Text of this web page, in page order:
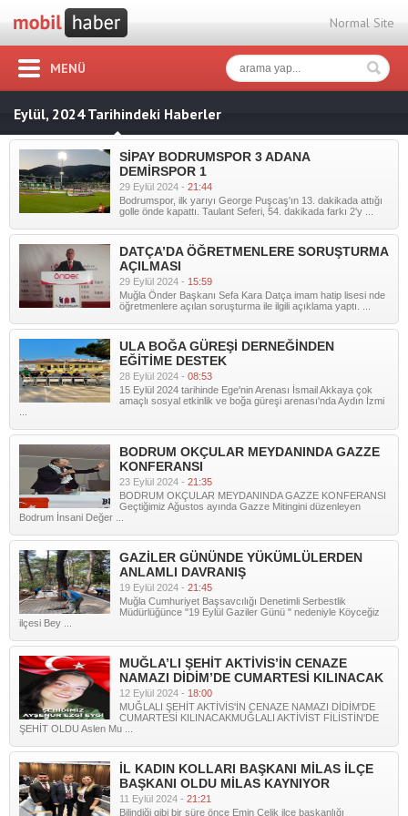
Normal Site
MENÜ
Eylül, 2024 Tarihindeki Haberler
SİPAY BODRUMSPOR 3 ADANA
DEMİRSPOR 1
29 Eylül 2024 - 21:44
Bodrumspor, ilk yarıyı George Puşcaş'ın 13. dakikada attığı
golle önde kapattı. Taulant Seferi, 54. dakikada farkı 2'y ...
DATÇA’DA ÖĞRETMENLERE SORUŞTURMA
AÇILMASI
29 Eylül 2024 - 15:59
Muğla Önder Başkanı Sefa Kara Datça imam hatip lisesi nde
öğretmenlere açılan soruşturma ile ilgili açıklama yaptı. ...
ULA BOĞA GÜREŞİ DERNEĞİNDEN
EĞİTİME DESTEK
28 Eylül 2024 - 08:53
15 Eylül 2024 tarihinde Ege'nin Arenası İsmail Akkaya çok
amaçlı sosyal etkinlik ve boğa güreşi arenası'nda Aydın İzmi
BODRUM OKÇULAR MEYDANINDA GAZZE
KONFERANSI
23 Eylül 2024 - 21:35
BODRUM OKÇULAR MEYDANINDA GAZZE KONFERANSI
Geçtiğimiz Ağustos ayında Gazze Mitingini düzenleyen
Bodrum İnsani Değer ...
GAZİLER GÜNÜNDE YÜKÜMLÜLERDEN
ANLAMLI DAVRANIŞ
19 Eylül 2024 - 21:45
Muğla Cumhuriyet Başsavcılığı Denetimli Serbestlik
Müdürlüğünce "19 Eylül Gaziler Günü " nedeniyle Köyceğiz
ilçesi Bey ...
MUĞLA’LI ŞEHİT AKTİVİS’İN CENAZE
NAMAZI DİDİM’DE CUMARTESİ KILINACAK
12 Eylül 2024 - 18:00
MUĞLALI ŞEHİT AKTİVİS'İN CENAZE NAMAZI DİDİM'DE
CUMARTESİ KILINACAKMUĞLALI AKTİVİST FİLİSTİN'DE
ŞEHİT OLDU Aslen Mu ...
İL KADIN KOLLARI BAŞKANI MİLAS İLÇE
BAŞKANI OLDU MİLAS KAYNIYOR
11 Eylül 2024 - 21:21
Bilindiği gibi bir süre önce Emin Çelik ilçe başkanlığı